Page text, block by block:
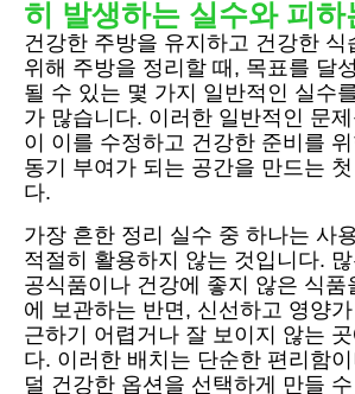
히 발생하는 실수와 피하
건강한 주방을 유지하고 건강한 식
위해 주방을 정리할 때, 목표를 달
될 수 있는 몇 가지 일반적인 실수
가 많습니다. 이러한 일반적인 문
이 이를 수정하고 건강한 준비를
동기 부여가 되는 공간을 만드는 첫
다.
가장 흔한 정리 실수 중 하나는 사
적절히 활용하지 않는 것입니다.
공식품이나 건강에 좋지 않은 식품
에 보관하는 반면, 신선하고 영양
근하기 어렵거나 잘 보이지 않는 곳
다. 이러한 배치는 단순한 편리함이
덜 건강한 옵션을 선택하게 만들